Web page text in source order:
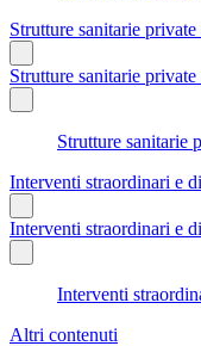
Strutture sanitarie private
Strutture sanitarie private
Strutture sanitarie
Interventi straordinari e
Interventi straordinari e
Interventi
Altri contenuti